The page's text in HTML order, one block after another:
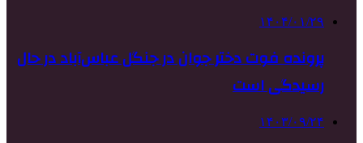
۱۴۰۴/۰۱/۲۹
پرونده فوت دختر جوان در جنگل عباس‌آباد در حال
رسیدگی است
۱۴۰۳/۰۹/۲۴